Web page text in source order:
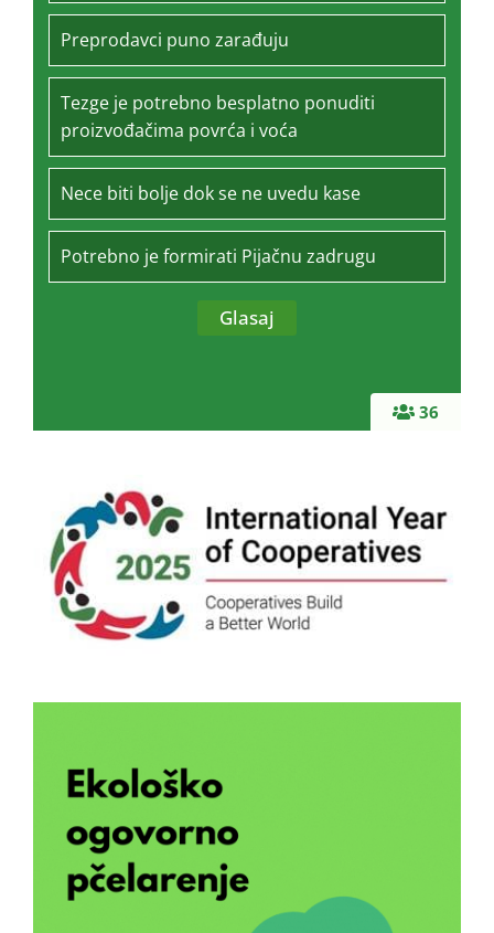
36
Preprodavci puno zarađuju
Tezge je potrebno besplatno ponuditi
proizvođačima povrća i voća
Nece biti bolje dok se ne uvedu kase
Potrebno je formirati Pijačnu zadrugu